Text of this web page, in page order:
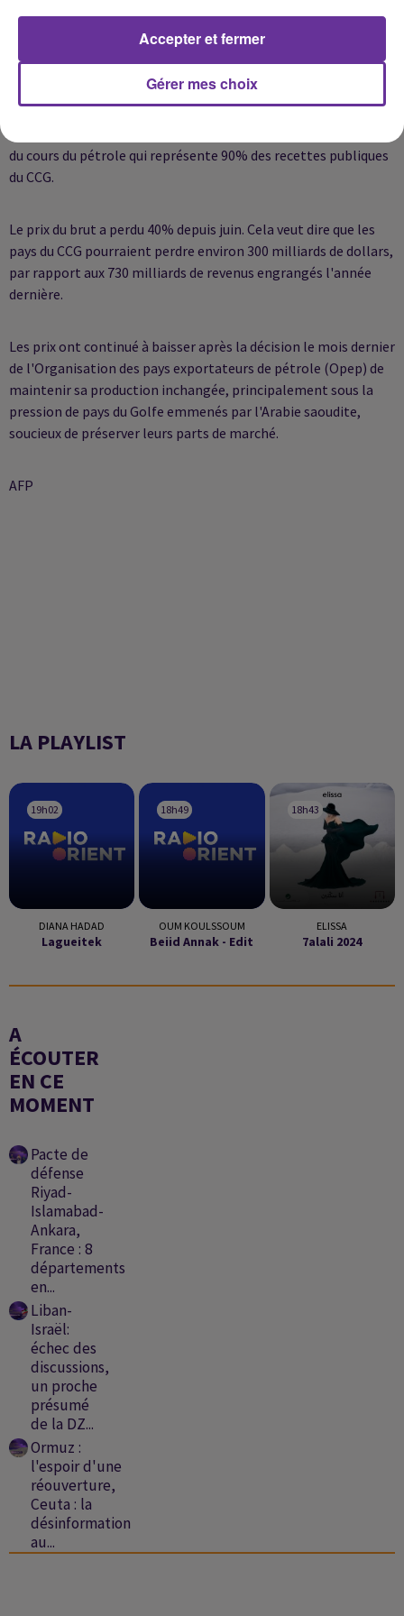
Un accord d'union douanière devait également être évoqué. Il
est censé entrer en vigueur le mois prochain mais, selon toute
vraisemblance, il devrait être retardé.
du cours du pétrole qui représente 90% des recettes publiques
du CCG.
Le prix du brut a perdu 40% depuis juin. Cela veut dire que les
pays du CCG pourraient perdre environ 300 milliards de dollars,
par rapport aux 730 milliards de revenus engrangés l'année
dernière.
Les prix ont continué à baisser après la décision le mois dernier
de l'Organisation des pays exportateurs de pétrole (Opep) de
maintenir sa production inchangée, principalement sous la
pression de pays du Golfe emmenés par l'Arabie saoudite,
soucieux de préserver leurs parts de marché.
AFP
LA PLAYLIST
19h02
19h02
DIANA HADAD
Lagueitek
18h49
18h49
OUM KOULSSOUM
Beiid Annak - Edit
18h43
18h43
ELISSA
7alali 2024
A
ÉCOUTER
EN CE
MOMENT
Pacte de
défense
Riyad-
Islamabad-
Ankara,
France : 8
départements
en...
Liban-
Israël:
échec des
discussions,
un proche
présumé
de la DZ...
Ormuz :
l'espoir d'une
réouverture,
Ceuta : la
désinformation
au...
Gérer mes choix
Accepter et fermer